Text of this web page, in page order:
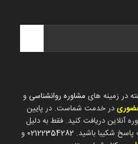
مشاوره روانشناسی و
در خدمت شماست. در پایین
آنلاین دریافت کنید. فقط به دلیل
پاسخ شکیبا باشید. 02122354282 و